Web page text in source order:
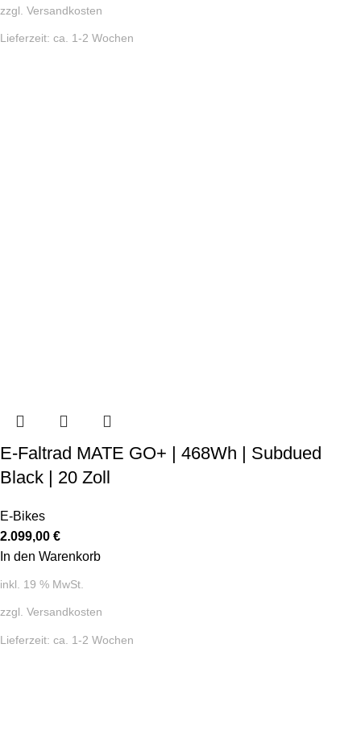
zzgl. Versandkosten
Lieferzeit: ca. 1-2 Wochen
E-Faltrad MATE GO+ | 468Wh | Subdued
Black | 20 Zoll
E-Bikes
2.099,00 €
In den Warenkorb
inkl. 19 % MwSt.
zzgl. Versandkosten
Lieferzeit: ca. 1-2 Wochen